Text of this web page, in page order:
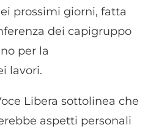
prossimi giorni, fatta
dei capigruppo
per la
lavori.
Libera sottolinea che
aspetti personali